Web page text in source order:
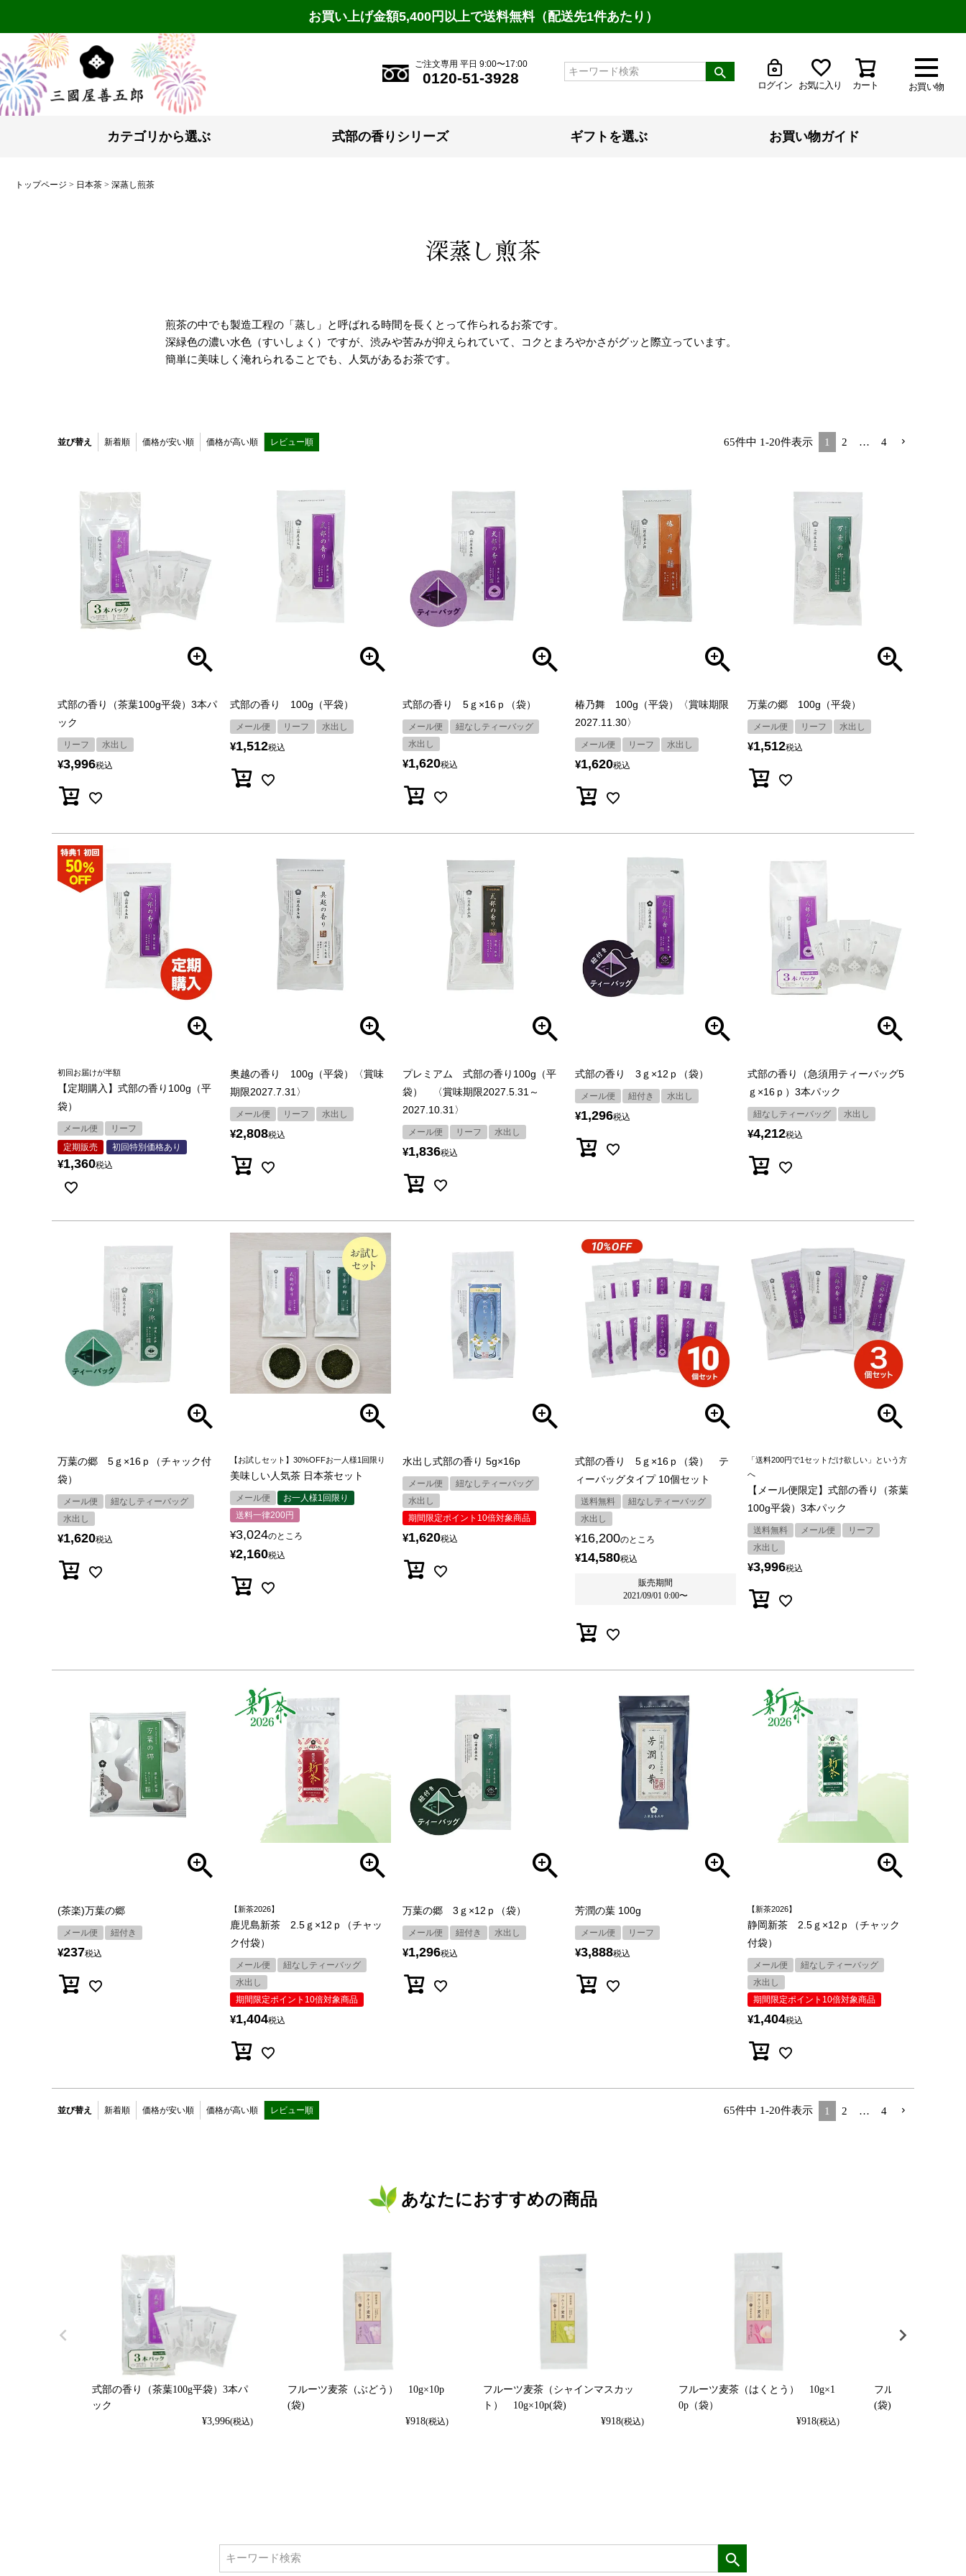
お買い上げ金額5,400円以上で送料無料（配送先1件あたり）
お買い物
ご注文専用 平日 9:00〜17:00
0120-51-3928 ログイン お気に入り カート
カテゴリから選ぶ 式部の香りシリーズ ギフトを選ぶ お買い物ガイド
トップページ 日本茶 深蒸し煎茶
深蒸し煎茶
煎茶の中でも製造工程の「蒸し」と呼ばれる時間を長くとって作られるお茶です。
深緑色の濃い水色（すいしょく）ですが、渋みや苦みが抑えられていて、コクとまろやかさがグッと際立っています。
簡単に美味しく淹れられることでも、人気があるお茶です。
並び替え 新着順 価格が安い順 価格が高い順 レビュー順 65件中 1-20件表示 1 2 … 4
式部の香り（茶葉100g平袋）3本パ
ック
リーフ 水出し
¥3,996税込
式部の香り 100g（平袋）
メール便 リーフ 水出し
¥1,512税込
式部の香り 5ｇ×16ｐ（袋）
メール便
紐なしティーバッグ
水出し
¥1,620税込
椿乃舞 100g（平袋）〈賞味期限
2027.11.30〉
メール便 リーフ 水出し
¥1,620税込
万葉の郷 100g（平袋）
メール便 リーフ 水出し
¥1,512税込
初回お届けが半額
【定期購入】式部の香り100g（平
袋）
メール便
リーフ
定期販売
初回特別価格あり
¥1,360税込
奥越の香り 100g（平袋）〈賞味
期限2027.7.31〉
メール便 リーフ 水出し
¥2,808税込
プレミアム 式部の香り100g（平
袋） 〈賞味期限2027.5.31～
2027.10.31〉
メール便 リーフ 水出し
¥1,836税込
式部の香り 3ｇ×12ｐ（袋）
メール便 紐付き 水出し
¥1,296税込
式部の香り（急須用ティーバッグ5
ｇ×16ｐ）3本パック
紐なしティーバッグ 水出し
¥4,212税込
万葉の郷 5ｇ×16ｐ（チャック付
袋）
メール便
紐なしティーバッグ
水出し
¥1,620税込
【お試しセット】30%OFFお一人様1回限り
美味しい人気茶 日本茶セット
メール便
お一人様1回限り
送料一律200円
¥3,024のところ
¥2,160税込
水出し式部の香り 5g×16p
メール便
紐なしティーバッグ
水出し
期間限定ポイント10倍対象商品
¥1,620税込
式部の香り 5ｇ×16ｐ（袋） テ
ィーバッグタイプ 10個セット
送料無料
紐なしティーバッグ
水出し
¥16,200のところ
¥14,580税込
販売期間
2021/09/01 0:00〜
「送料200円で1セットだけ欲しい」という方
へ
【メール便限定】式部の香り（茶葉
100g平袋）3本パック
送料無料 メール便
リーフ
水出し
¥3,996税込
(茶楽)万葉の郷
メール便 紐付き
¥237税込
【新茶2026】
鹿児島新茶 2.5ｇ×12ｐ（チャッ
ク付袋）
メール便
紐なしティーバッグ
水出し
期間限定ポイント10倍対象商品
¥1,404税込
万葉の郷 3ｇ×12ｐ（袋）
メール便 紐付き 水出し
¥1,296税込
芳潤の葉 100g
メール便 リーフ
¥3,888税込
【新茶2026】
静岡新茶 2.5ｇ×12ｐ（チャック
付袋）
メール便
紐なしティーバッグ
水出し
期間限定ポイント10倍対象商品
¥1,404税込
並び替え 新着順 価格が安い順 価格が高い順 レビュー順 65件中 1-20件表示 1 2 … 4
あなたにおすすめの商品
式部の香り（茶葉100g平袋）3本パ
ック
¥3,996(税込)
フルーツ麦茶（ぶどう） 10g×10p
(袋)
¥918(税込)
フルーツ麦茶（シャインマスカッ
ト） 10g×10p(袋)
¥918(税込)
フルーツ麦茶（はくとう） 10g×1
0p（袋）
¥918(税込)
フルーツ麦茶（れ
(袋)